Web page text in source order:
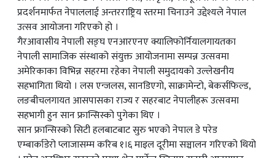
प्रदर्शनमार्फत नेपाललाई अन्तरराष्ट्रिय स्तरमा चिनाउने उद्देश्यले नेपाल
उत्सव आयोजना गरिएको हो ।
गैरआवासीय नेपाली सङ्घ एनआरएनए क्यालिफोर्नियालगायतका
नेपाली सामाजिक संस्थाको संयुक्त आयोजनामा सम्पन्न उत्सवमा
अमेरिकाका विभिन्न सहरमा रहेका नेपाली समुदायको उल्लेखनीय
सहभागिता थियो । लस एन्जलस, सानडिएगो, साक्रामेन्टो, बेकर्सफिल्ड,
लङबीचलगायत आसपासका राज्य र सहरबाट नेपालीहरू उत्सवमा
सहभागी हुन सान फ्रान्सिस्को पुगेका थिए ।
सान फ्रान्सिस्को सिटी हलबाटबाट सुरु भएको नेपाल डे परेड
एम्बार्काडेरो प्लाजासम्म करिब १।६ माइल दूरीमा सञ्चालन गरिएको थियो